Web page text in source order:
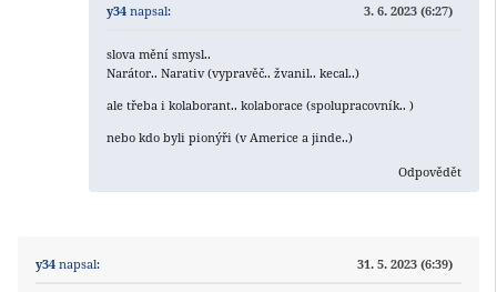
y34 napsal: 3. 6. 2023 (6:27)
slova mění smysl..
Narátor.. Narativ (vypravěč.. žvanil.. kecal..)
ale třeba i kolaborant.. kolaborace (spolupracovník.. )
nebo kdo byli pionýři (v Americe a jinde..)
Odpovědět
y34 napsal: 31. 5. 2023 (6:39)